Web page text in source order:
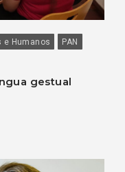
e Humanos
PAN
gestual